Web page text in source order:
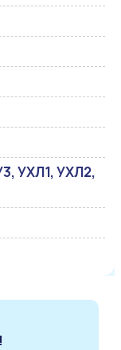
УХЛ1, УХЛ2,